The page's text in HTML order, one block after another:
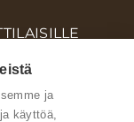
ja
käyttöä,